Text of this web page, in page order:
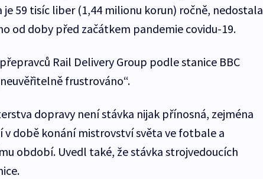
je 59 tisíc liber (1,44 milionu korun) ročně, nedostala
od doby před začátkem pandemie covidu-19.
Rail Delivery Group podle stanice BBC
frustrováno“.
dopravy není stávka nijak přínosná, zejména
v době konání mistrovství světa ve fotbale a
období. Uvedl také, že stávka strojvedoucích